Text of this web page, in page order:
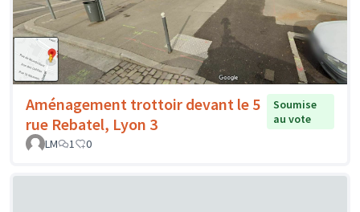
Aménagement trottoir devant le 5
rue Rebatel, Lyon 3
Soumise
au vote
LM
1 0